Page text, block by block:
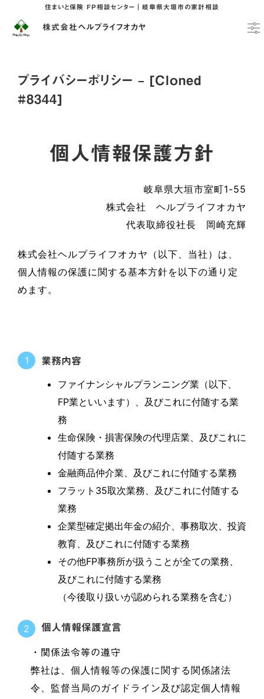
住まいと保険 FP相談センター｜岐阜県大垣市の家計相談
株式会社ヘルプライフオカヤ
プライバシーポリシー – [Cloned
#8344]
個人情報保護方針
岐阜県大垣市室町1-55
株式会社 ヘルプライフオカヤ
代表取締役社長 岡崎充輝
株式会社ヘルプライフオカヤ（以下、当社）は、
個人情報の保護に関する基本方針を以下の通り定
めます。
1 業務内容
ファイナンシャルプランニング業（以下、
FP業といいます）、及びこれに付随する業
務
生命保険・損害保険の代理店業、及びこれに
付随する業務
金融商品仲介業、及びこれに付随する業務
フラット35取次業務、及びこれに付随する
業務
企業型確定拠出年金の紹介、事務取次、投資
教育、及びこれに付随する業務
その他FP事務所が扱うことが全ての業務、
及びこれに付随する業務
（今後取り扱いが認められる業務を含む）
2 個人情報保護宣言
・関係法令等の遵守
弊社は、個人情報等の保護に関する関係諸法
令、監督当局のガイドライン及び認定個人情報